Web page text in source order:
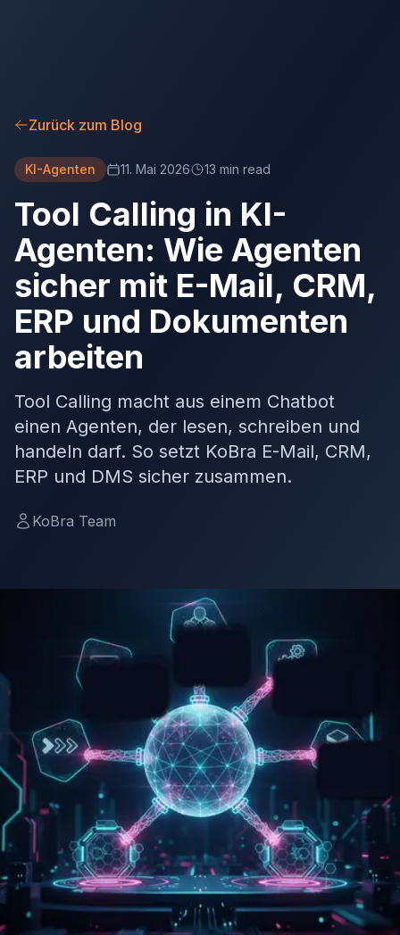
Zurück zum Blog
KI-Agenten 11. Mai 2026 13 min read
Tool Calling in KI-
Agenten: Wie Agenten
sicher mit E-Mail, CRM,
ERP und Dokumenten
arbeiten
Tool Calling macht aus einem Chatbot
einen Agenten, der lesen, schreiben und
handeln darf. So setzt KoBra E-Mail, CRM,
ERP und DMS sicher zusammen.
KoBra Team